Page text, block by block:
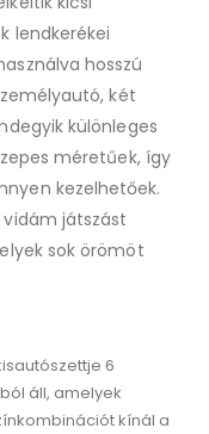
lendkerékei
hosszú
két
különleges
méretűek, így
kezelhetőek.
játszást
sok örömöt
6
áll, amelyek
kínál a